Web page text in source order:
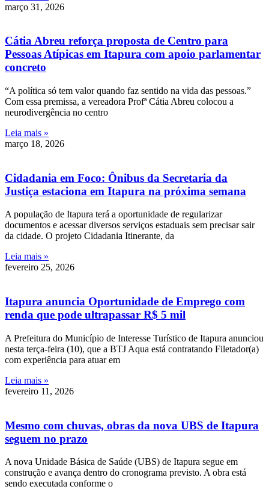
março 31, 2026
Cátia Abreu reforça proposta de Centro para
Pessoas Atípicas em Itapura com apoio parlamentar
concreto
“A política só tem valor quando faz sentido na vida das pessoas.”
Com essa premissa, a vereadora Profª Cátia Abreu colocou a
neurodivergência no centro
Leia mais »
março 18, 2026
Cidadania em Foco: Ônibus da Secretaria da
Justiça estaciona em Itapura na próxima semana
A população de Itapura terá a oportunidade de regularizar
documentos e acessar diversos serviços estaduais sem precisar sair
da cidade. O projeto Cidadania Itinerante, da
Leia mais »
fevereiro 25, 2026
Itapura anuncia Oportunidade de Emprego com
renda que pode ultrapassar R$ 5 mil
A Prefeitura do Município de Interesse Turístico de Itapura anunciou
nesta terça-feira (10), que a BTJ Aqua está contratando Filetador(a)
com experiência para atuar em
Leia mais »
fevereiro 11, 2026
Mesmo com chuvas, obras da nova UBS de Itapura
seguem no prazo
A nova Unidade Básica de Saúde (UBS) de Itapura segue em
construção e avança dentro do cronograma previsto. A obra está
sendo executada conforme o